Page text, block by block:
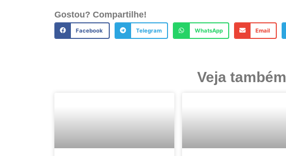
Gostou? Compartilhe!
Facebook Telegram WhatsApp Email
Veja também